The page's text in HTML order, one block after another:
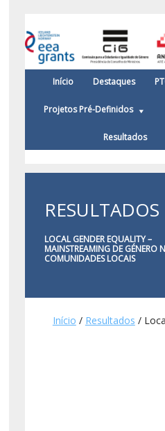
Início Destaques
Projetos Pré-Definidos
Resultados
RESULTADOS
LOCAL GENDER EQUALITY –
MAINSTREAMING DE GÉNERO
COMUNIDADES LOCAIS
Início / Resultados /